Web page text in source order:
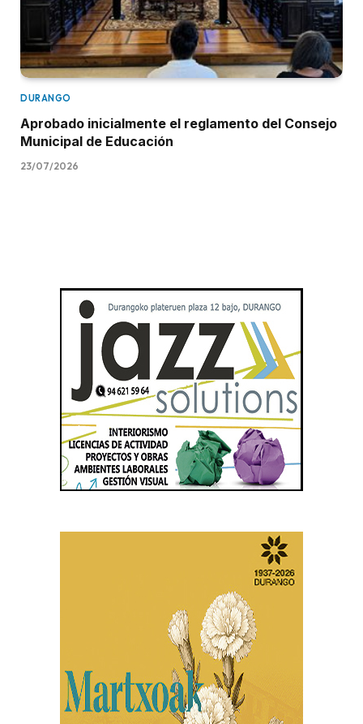
DURANGO
Aprobado inicialmente el reglamento del Consejo
Municipal de Educación
23/07/2026